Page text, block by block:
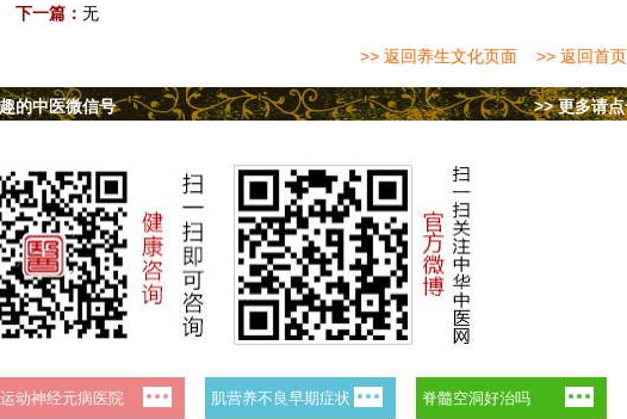
下一篇： 无
>> 返回养生文化页面 >> 返回首页
>> 更多请
的中医微信号